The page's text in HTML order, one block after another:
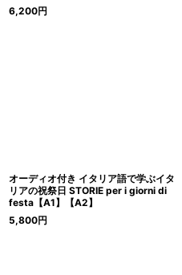
6,200円
オーディオ付き イタリア語で学ぶイタ
リアの祝祭日 STORIE per i giorni di
festa【A1】【A2】
5,800円